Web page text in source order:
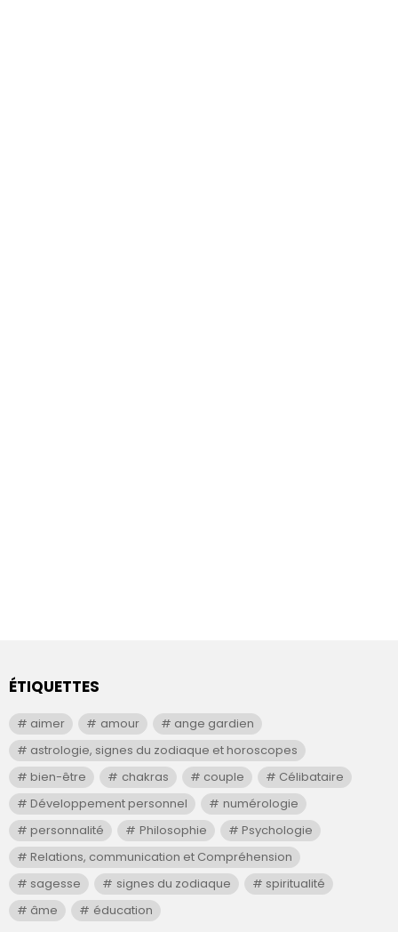
ÉTIQUETTES
aimer amour
ange gardien
astrologie, signes du zodiaque et horoscopes
bien-être
chakras couple
Célibataire
Développement personnel
numérologie
personnalité
Philosophie
Psychologie
Relations, communication et Compréhension
sagesse
signes du zodiaque
spiritualité
âme
éducation